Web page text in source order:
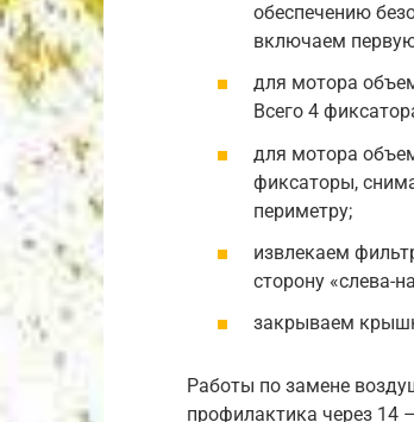
обеспечению
включаем
для мотора
Всего 4
для мотора
фиксаторы,
периметру;
извлекаем
сторону «слева-
закрываем
Работы по замене
профилактика через 14